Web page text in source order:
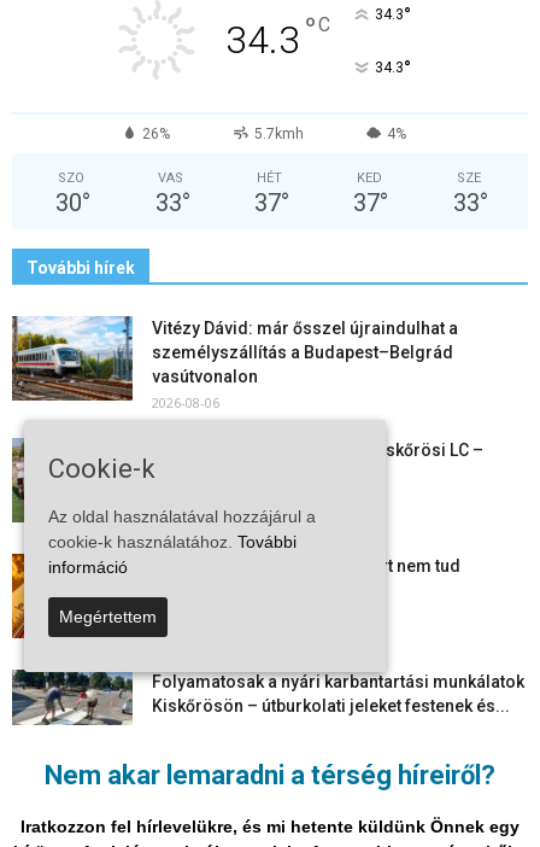
Nem akar lemaradni a térség híreiről?
Iratkozzon fel hírlevelükre, és mi hetente küldünk Önnek egy
34.3 °C 34.3°
34.3°
26% 5.7kmh 4%
SZO
30°
VAS
33°
HÉT
37°
KED
37°
SZE
33°
További hírek
Vitézy Dávid: már ősszel újraindulhat a
személyszállítás a Budapest–Belgrád
vasútvonalon
2026-08-06
Megkezdte a felkészülést a Kiskőrösi LC –
együtt maradt a keret,...
Mi történik Európa felett? Ezért nem tud
2026-08-05
Folyamatosak a nyári karbantartási munkálatok
Kiskőrösön – útburkolati jeleket festenek és...
Bács-Kiskun útjain –...
Cookie-k
Az oldal használatával hozzájárul a
cookie-k használatához. További
információ
Megértettem